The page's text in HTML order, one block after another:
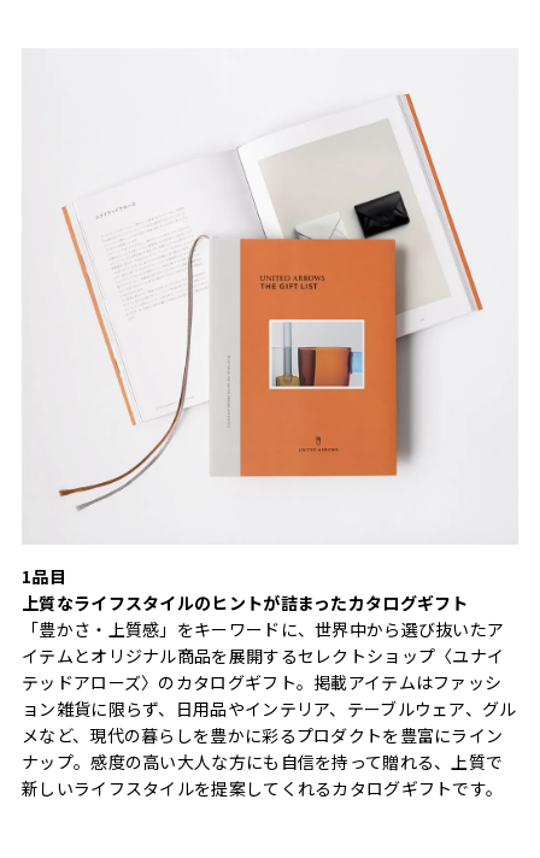
1品目
上質なライフスタイルのヒントが詰まったカタログギフト
「豊かさ・上質感」をキーワードに、世界中から選び抜いたア
イテムとオリジナル商品を展開するセレクトショップ〈ユナイ
テッドアローズ〉のカタログギフト。掲載アイテムはファッシ
ョン雑貨に限らず、日用品やインテリア、テーブルウェア、グル
メなど、現代の暮らしを豊かに彩るプロダクトを豊富にライン
ナップ。感度の高い大人な方にも自信を持って贈れる、上質で
新しいライフスタイルを提案してくれるカタログギフトです。